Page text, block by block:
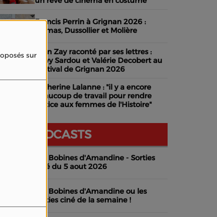
sur
Francis Perrin à Grignan 2026 :
Dumas, Dussollier et Molière
Jean Zay raconté par ses lettres :
Davy Sardou et Valérie Decobert au
Festival de Grignan 2026
Catherine Lalanne : "il y a encore
beaucoup de travail pour rendre
justice aux femmes de l'Histoire"
NOS PODCASTS
Les Bobines d'Amandine - Sorties
ciné du 5 aout 2026
Les Bobines d'Amandine ou les
sorties ciné de la semaine !